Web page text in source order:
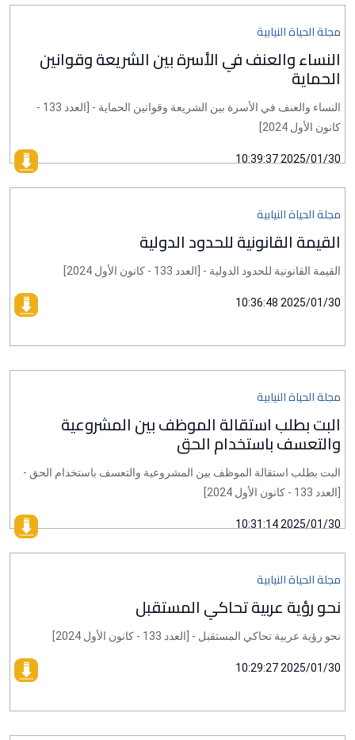
مجلة الحياة النيابية
النساء والعنف في الأسرة بين الشريعة وقوانين
الحماية
النساء والعنف في الأسرة بين الشريعة وقوانين الحماية - [العدد 133 -
كانون الأول 2024]
2025/01/30 10:39:37
مجلة الحياة النيابية
القيمة القانونية للحدود الدولية
القيمة القانونية للحدود الدولية - [العدد 133 - كانون الأول 2024]
2025/01/30 10:36:48
مجلة الحياة النيابية
البت بطلب استقالة الموظف بين المشروعية
والتعسف باستخدام الحق
البت بطلب استقالة الموظف بين المشروعية والتعسف باستخدام الحق -
[العدد 133 - كانون الأول 2024]
2025/01/30 10:31:14
مجلة الحياة النيابية
نحو رؤية عربية تحاكي المستقبل
نحو رؤية عربية تحاكي المستقبل - [العدد 133 - كانون الأول 2024]
2025/01/30 10:29:27